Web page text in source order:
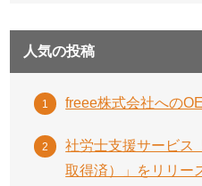
人気の投稿
freee株式会社への
社労士支援サービ
取得済）」をリリー